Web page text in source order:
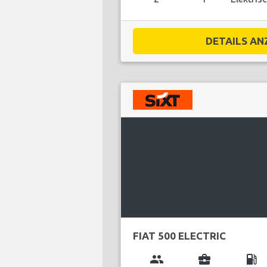
DETAILS
FIAT 500 ELECTRIC
group business_center local_gas_station